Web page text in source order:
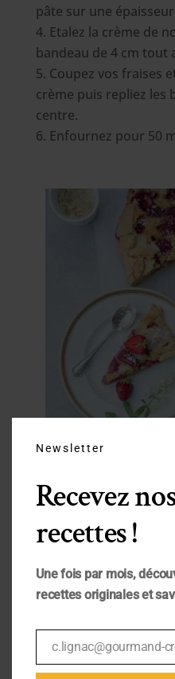
pâte sur une
Etalez la crème de
bandeau de 4 cm tout
Coupez vos fraises
crème puis repliez les
centre.
Enfournez pour 50
Newsletter
Recevez
recettes !
Une fois par mois,
recettes originales et
Email
c.lignac@gourmand-